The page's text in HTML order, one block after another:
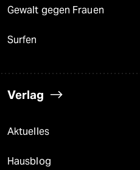
Gewalt gegen Frauen
Surfen
Verlag
Aktuelles
Hausblog